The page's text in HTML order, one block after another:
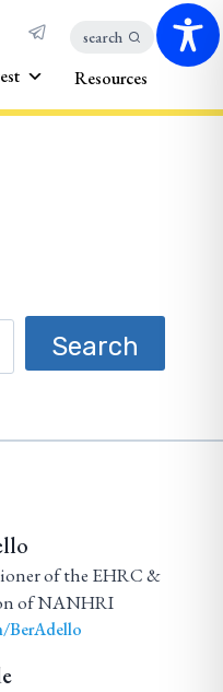
search
Resources
of the EHRC &
of NANHRI
BerAdello